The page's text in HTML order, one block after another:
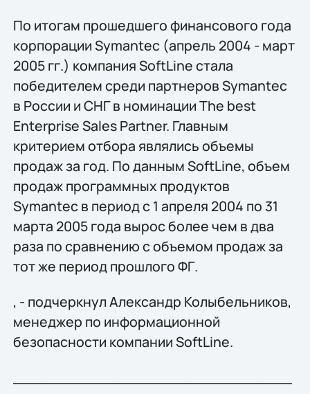
По итогам прошедшего финансового года
корпорации Symantec (апрель 2004 - март
2005 гг.) компания SoftLine стала
победителем среди партнеров Symantec
в России и СНГ в номинации The best
Enterprise Sales Partner. Главным
критерием отбора являлись объемы
продаж за год. По данным SoftLine, объем
продаж программных продуктов
Symantec в период с 1 апреля 2004 по 31
марта 2005 года вырос более чем в два
раза по сравнению с объемом продаж за
тот же период прошлого ФГ.
, - подчеркнул Александр Колыбельников,
менеджер по информационной
безопасности компании SoftLine.